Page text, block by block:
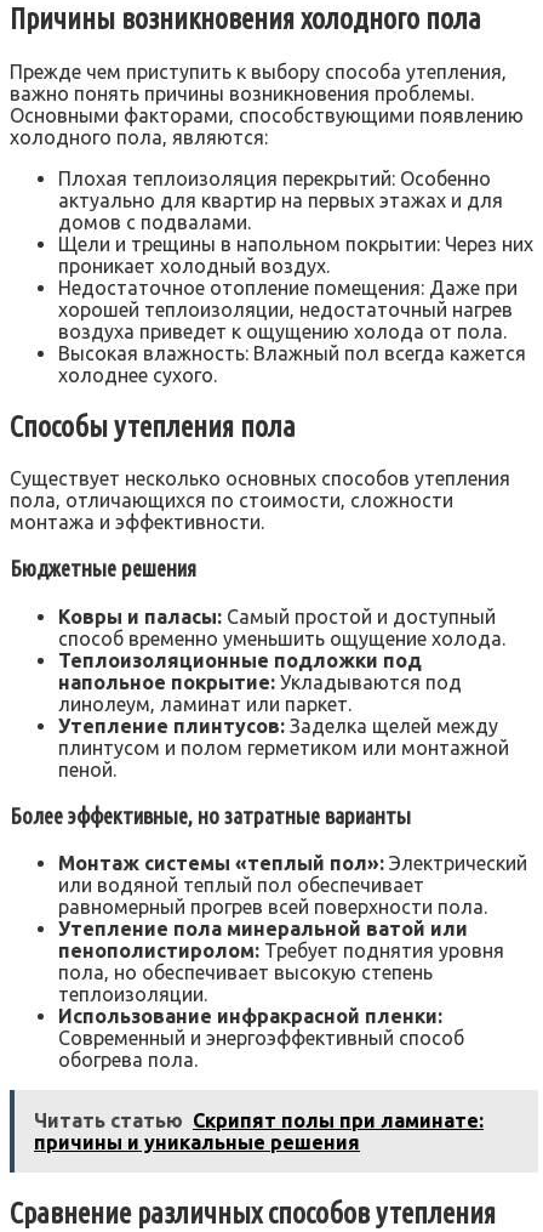
Причины возникновения холодного пола
Прежде чем приступить к выбору способа утепления‚
важно понять причины возникновения проблемы.
Основными факторами‚ способствующими появлению
холодного пола‚ являются:
Плохая теплоизоляция перекрытий: Особенно
актуально для квартир на первых этажах и для
домов с подвалами.
Щели и трещины в напольном покрытии: Через них
проникает холодный воздух.
Недостаточное отопление помещения: Даже при
хорошей теплоизоляции‚ недостаточный нагрев
воздуха приведет к ощущению холода от пола.
Высокая влажность: Влажный пол всегда кажется
холоднее сухого.
Способы утепления пола
Существует несколько основных способов утепления
пола‚ отличающихся по стоимости‚ сложности
монтажа и эффективности.
Бюджетные решения
Ковры и паласы: Самый простой и доступный
способ временно уменьшить ощущение холода.
Теплоизоляционные подложки под
напольное покрытие: Укладываются под
линолеум‚ ламинат или паркет.
Утепление плинтусов: Заделка щелей между
плинтусом и полом герметиком или монтажной
пеной.
Более эффективные‚ но затратные варианты
Монтаж системы «теплый пол»: Электрический
или водяной теплый пол обеспечивает
равномерный прогрев всей поверхности пола.
Утепление пола минеральной ватой или
пенополистиролом: Требует поднятия уровня
пола‚ но обеспечивает высокую степень
теплоизоляции.
Использование инфракрасной пленки:
Современный и энергоэффективный способ
обогрева пола.
Читать статью Скрипят полы при ламинате:
причины и уникальные решения
Сравнение различных способов утепления